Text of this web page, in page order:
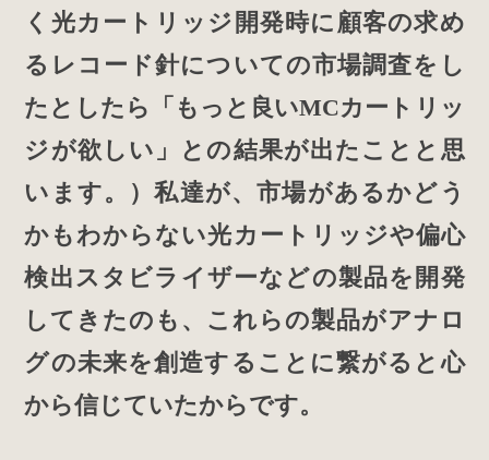
く光カートリッジ開発時に顧客の求め
るレコード針についての市場調査をし
たとしたら「もっと良いMCカートリッ
ジが欲しい」との結果が出たことと思
います。）私達が、市場があるかどう
かもわからない光カートリッジや偏心
検出スタビライザーなどの製品を開発
してきたのも、これらの製品がアナロ
グの未来を創造することに繋がると心
から信じていたからです。